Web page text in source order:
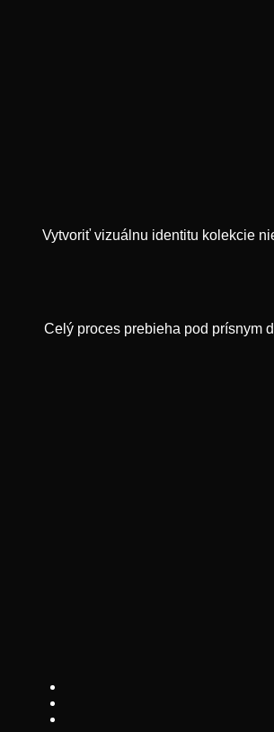
Vytvoriť vizuálnu identitu kolekcie
Celý proces prebieha pod prísnym